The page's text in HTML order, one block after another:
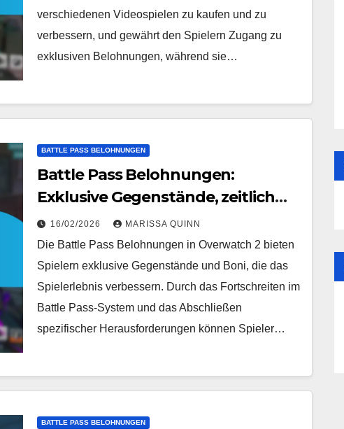
verschiedenen Videospielen zu kaufen und zu
verbessern, und gewährt den Spielern Zugang zu
exklusiven Belohnungen, während sie…
BATTLE PASS BELOHNUNGEN
Battle Pass Belohnungen:
Exklusive Gegenstände, zeitlich
begrenzt
16/02/2026 MARISSA QUINN
Die Battle Pass Belohnungen in Overwatch 2 bieten
Spielern exklusive Gegenstände und Boni, die das
Spielerlebnis verbessern. Durch das Fortschreiten im
Battle Pass-System und das Abschließen
spezifischer Herausforderungen können Spieler…
BATTLE PASS BELOHNUNGEN